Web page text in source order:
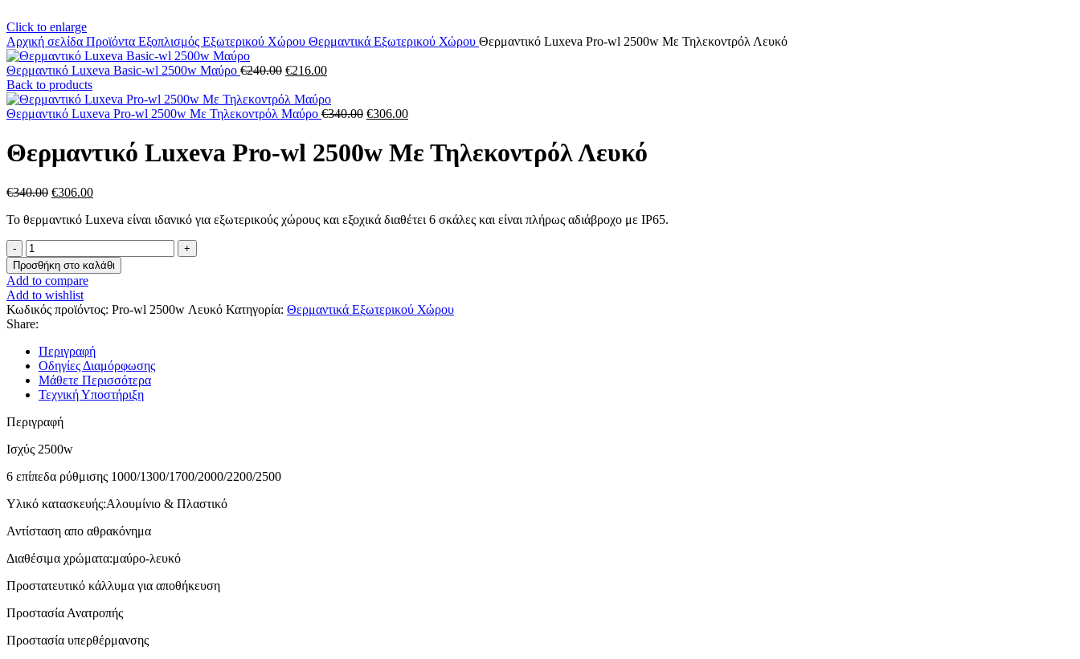
Click to enlarge
Αρχική σελίδα Προϊόντα Εξοπλισμός Eξωτερικού Xώρου Θερμαντικά Εξωτερικού Χώρου Θερμαντικό Luxeva Pro-wl 2500w Με Τηλεκοντρόλ Λευκό
Θερμαντικό Luxeva Basic-wl 2500w Μαύρο €240.00 €216.00
Back to products
Θερμαντικό Luxeva Pro-wl 2500w Με Τηλεκοντρόλ Μαύρο €340.00 €306.00
Θερμαντικό Luxeva Pro-wl 2500w Με Τηλεκοντρόλ Λευκό
€340.00 €306.00
Το θερμαντικό Luxeva είναι ιδανικό για εξωτερικούς χώρους και εξοχικά διαθέτει 6 σκάλες και είναι πλήρως αδιάβροχο με IP65.
Προσθήκη στο καλάθι
Add to compare
Add to wishlist
Κωδικός προϊόντος: Pro-wl 2500w Λευκό Κατηγορία: Θερμαντικά Εξωτερικού Χώρου
Share:
Περιγραφή
Οδηγίες Διαμόρφωσης
Μάθετε Περισσότερα
Τεχνική Υποστήριξη
Περιγραφή
Ισχύς 2500w
6 επίπεδα ρύθμισης 1000/1300/1700/2000/2200/2500
Υλικό κατασκευής:Αλουμίνιο & Πλαστικό
Αντίσταση απο αθρακόνημα
Διαθέσιμα χρώματα:μαύρο-λευκό
Προστατευτικό κάλλυμα για αποθήκευση
Προστασία Ανατροπής
Προστασία υπερθέρμανσης